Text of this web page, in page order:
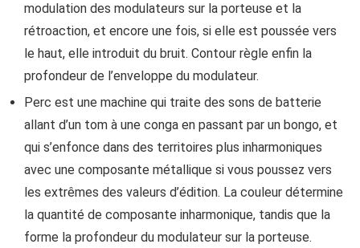
modulation des modulateurs sur la porteuse et la
rétroaction, et encore une fois, si elle est poussée vers
le haut, elle introduit du bruit. Contour règle enfin la
profondeur de l’enveloppe du modulateur.
Perc est une machine qui traite des sons de batterie
allant d’un tom à une conga en passant par un bongo, et
qui s’enfonce dans des territoires plus inharmoniques
avec une composante métallique si vous poussez vers
les extrêmes des valeurs d’édition. La couleur détermine
la quantité de composante inharmonique, tandis que la
forme la profondeur du modulateur sur la porteuse.